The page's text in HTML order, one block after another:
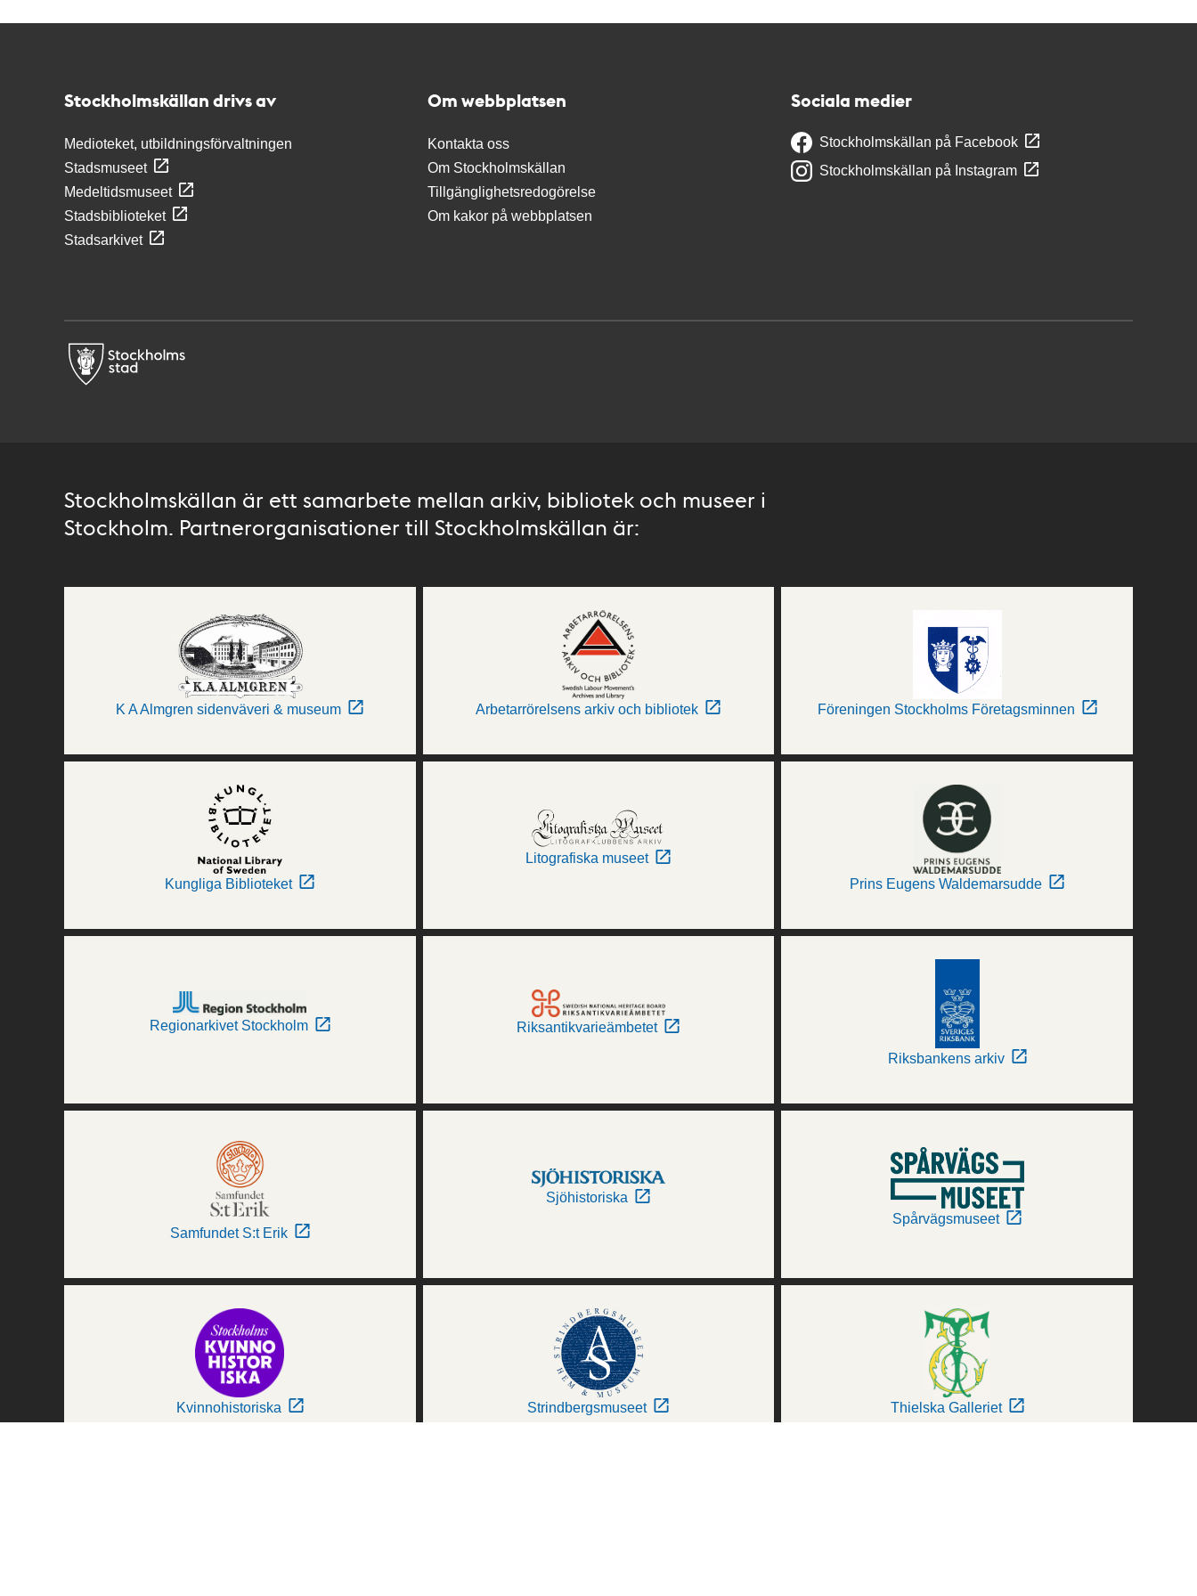
Stockholmskällan drivs av
Medioteket, utbildningsförvaltningen
Stadsmuseet
Medeltidsmuseet
Stadsbiblioteket
Stadsarkivet
Om webbplatsen
Kontakta oss
Om Stockholmskällan
Tillgänglighetsredogörelse
Om kakor på webbplatsen
Sociala medier
Stockholmskällan på Facebook
Stockholmskällan på Instagram
Stockholmskällan är ett samarbete mellan arkiv, bibliotek och museer i
Stockholm. Partnerorganisationer till Stockholmskällan är:
K A Almgren sidenväveri & museum Arbetarrörelsens arkiv och bibliotek Föreningen Stockholms Företagsminnen
Kungliga Biblioteket
Litografiska museet
Prins Eugens Waldemarsudde
Regionarkivet Stockholm Riksantikvarieämbetet
Riksbankens arkiv
Samfundet S:t Erik
Sjöhistoriska
Spårvägsmuseet
Kvinnohistoriska Strindbergsmuseet Thielska Galleriet